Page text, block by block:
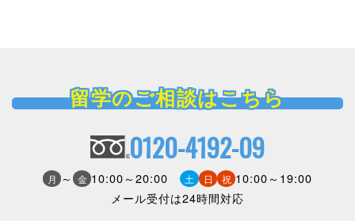
留学のご相談はこちら
0120-4192-09
月 ～ 金 10:00～20:00 土 日 祝 10:00～19:00
メール受付は24時間対応